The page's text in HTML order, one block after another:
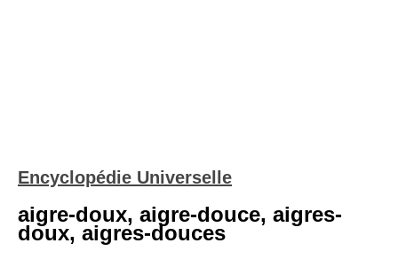
Encyclopédie Universelle
aigre-doux, aigre-douce, aigres-
doux, aigres-douces